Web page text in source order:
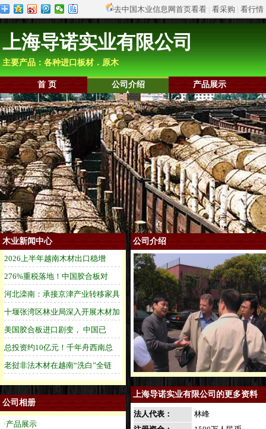
去中国木业信息网首页看看 | 看采购 | 看行情
上海导诺实业有限公司
主要产品：各种进口板材．原木
首 页 公司介绍 产品展示
木业新闻中心
公司相册
·产品展示
公司介绍
上海导诺实业有限公司的更多资料
法人代表：
林峰